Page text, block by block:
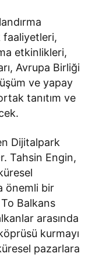
faaliyetleri,
etkinlikleri,
Avrupa Birliği
ve yapay
tanıtım ve
Dijitalpark
Tahsin Engin,
önemli bir
Balkans
arasında
kurmayı
pazarlara